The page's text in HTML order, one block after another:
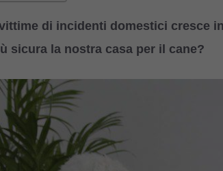
di incidenti domestici cresce
sicura la nostra casa per il cane?